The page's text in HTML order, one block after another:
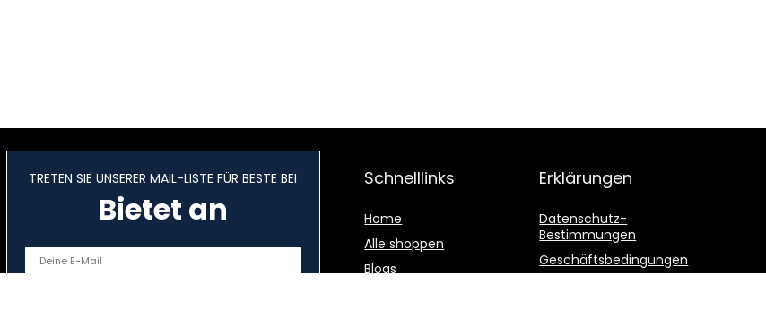
TRETEN SIE UNSERER MAIL-LISTE FÜR BESTE BEI
Bietet an
Schnelllinks
Home
Alle shoppen
Blogs
Erklärungen
Datenschutz-
Bestimmungen
Geschäftsbedingungen